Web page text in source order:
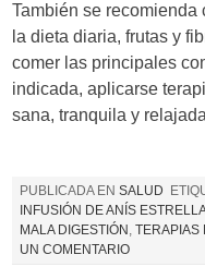
También se recomienda
la dieta diaria, frutas y
comer las principales
indicada, aplicarse
sana, tranquila y
PUBLICADA ENSALUD
INFUSIÓN DE ANÍS
MALA DIGESTIÓN ,TERAPIAS
UN COMENTARIO